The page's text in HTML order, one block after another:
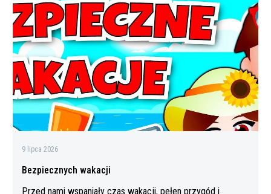
9 lipca 2026
Bezpiecznych wakacji
Przed nami wspaniały czas wakacji, pełen przygód i